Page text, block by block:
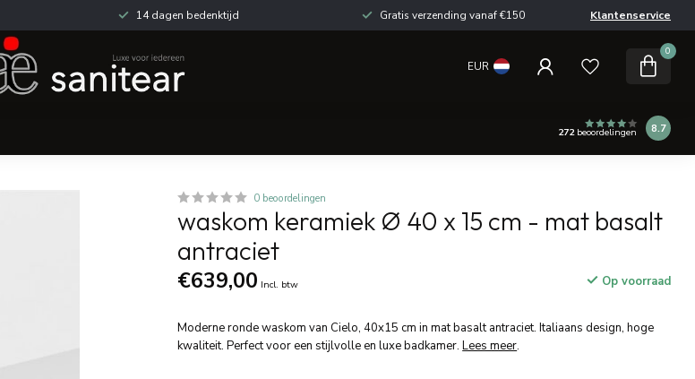
14 dagen bedenktijd Gratis verzending vanaf €150 Klantenservice
EUR
0
272beoordelingen 8.7
0 beoordelingen
waskom keramiek Ø 40 x 15 cm - mat basalt
antraciet
€639,00 Incl. btw Op voorraad
Moderne ronde waskom van Cielo, 40x15 cm in mat basalt antraciet. Italiaans design, hoge
kwaliteit. Perfect voor een stijlvolle en luxe badkamer.Lees meer.